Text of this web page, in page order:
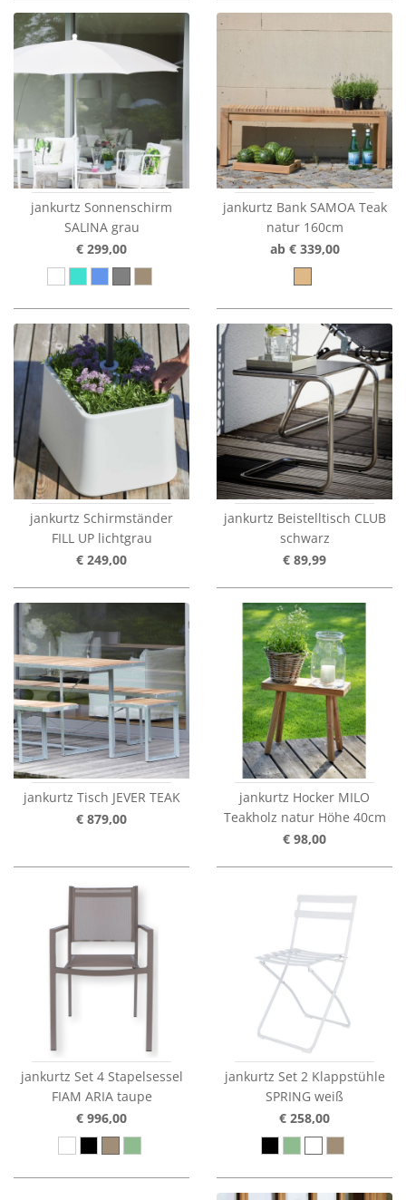
jankurtz Sonnenschirm
SALINA grau
€ 299,00
jankurtz Bank SAMOA Teak
natur 160cm
ab € 339,00
jankurtz Schirmständer
FILL UP lichtgrau
€ 249,00
jankurtz Beistelltisch CLUB
schwarz
€ 89,99
jankurtz Tisch JEVER TEAK
€ 879,00
jankurtz Hocker MILO
Teakholz natur Höhe 40cm
€ 98,00
jankurtz Set 4 Stapelsessel
FIAM ARIA taupe
€ 996,00
jankurtz Set 2 Klappstühle
SPRING weiß
€ 258,00